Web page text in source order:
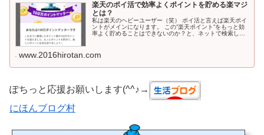
楽天のポイ活で効率よくポイントを貯める楽マジ
とは？
私は楽天のヘビーユーザー（笑） ポイ活と言えば楽天ポイ
ントがメインになります。 この”楽天ポイント”をもっと効
率よく貯めることはできないのか？と、ネットで検索しま
www.2016hirotan.com
ぽちっと応援お願いします(^^♪→
にほんブログ村